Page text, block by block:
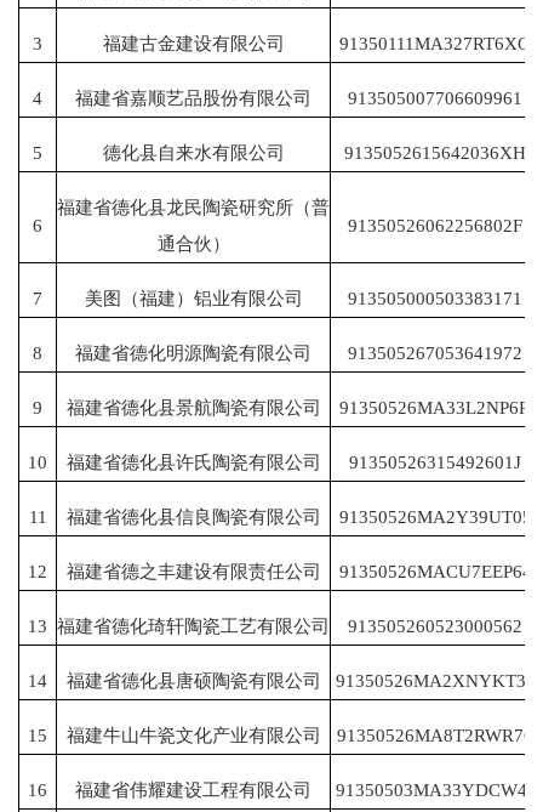
3 福建古金建设有限公司 91350111MA327RT6XQ
4 福建省嘉顺艺品股份有限公司 913505007706609961
5 德化县自来水有限公司 9135052615642036XH
6
福建省德化县龙民陶瓷研究所（普
通合伙）
91350526062256802F
7 美图（福建）铝业有限公司 913505000503383171
8 福建省德化明源陶瓷有限公司 913505267053641972
9 福建省德化县景航陶瓷有限公司 91350526MA33L2NP6R
10 福建省德化县许氏陶瓷有限公司 91350526315492601J
11 福建省德化县信良陶瓷有限公司 91350526MA2Y39UT05
12 福建省德之丰建设有限责任公司 91350526MACU7EEP64
13 福建省德化琦轩陶瓷工艺有限公司 913505260523000562
14 福建省德化县唐硕陶瓷有限公司 91350526MA2XNYKT39
15 福建牛山牛瓷文化产业有限公司 91350526MA8T2RWR76
16 福建省伟耀建设工程有限公司 91350503MA33YDCW4J